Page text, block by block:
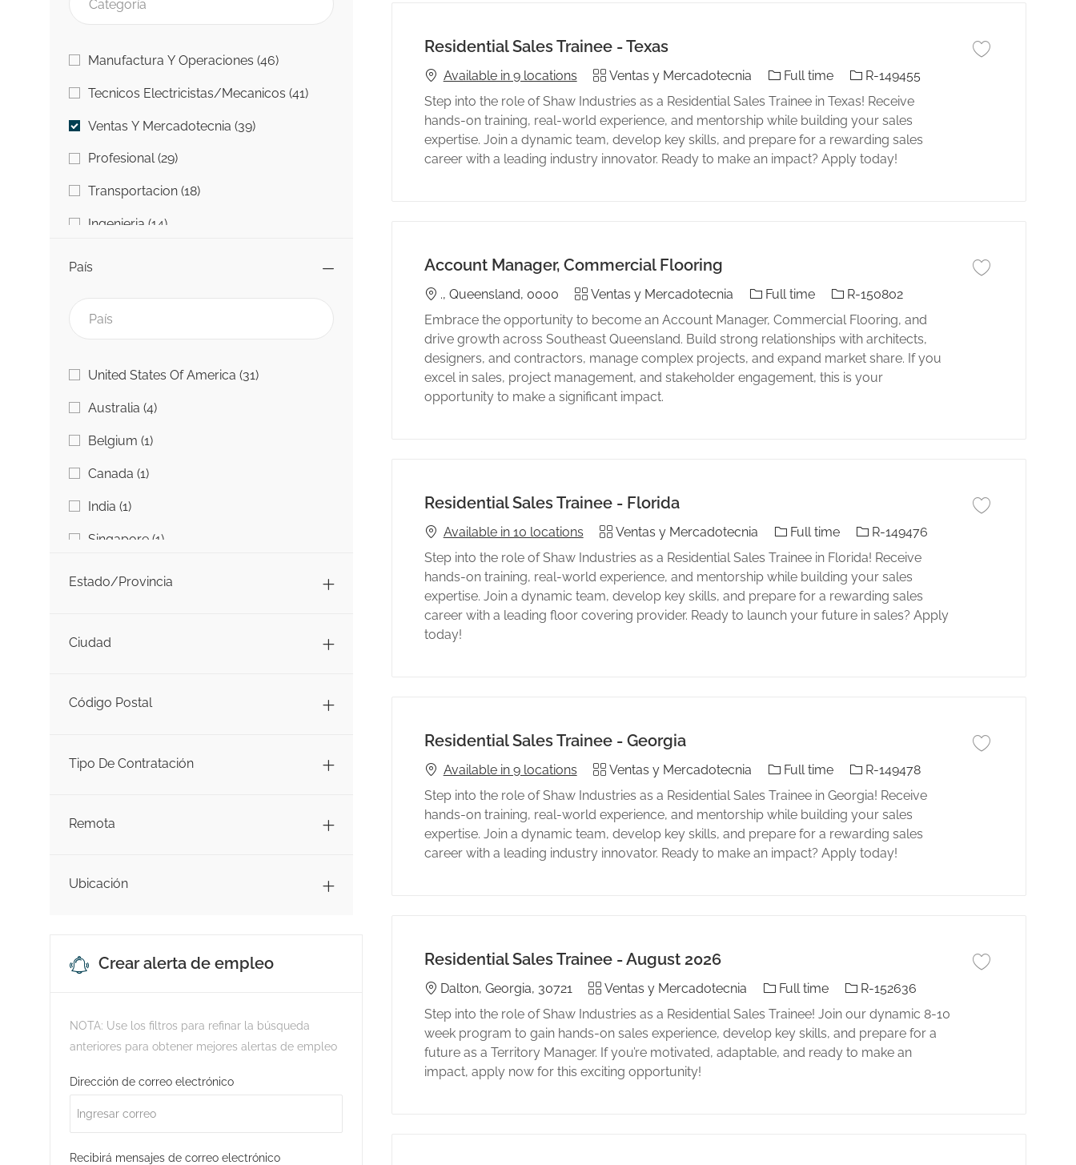
Categoría
Manufactura Y Operaciones (46)Trabajos
Tecnicos Electricistas/Mecanicos (41)Trabajos
Ventas Y Mercadotecnia (39)Trabajos
Profesional (29)Trabajos
Transportacion (18)Trabajos
Ingenieria (14)Trabajos
Otro
País
País United States Of America (31)Trabajos
Australia (4)Trabajos
Belgium (1)Trabajo
Canada (1)Trabajo
India (1)Trabajo
Singapore (1)Trabajo
Estado/Provincia
Ciudad
Código Postal
Tipo De Contratación
Remota
Ubicación
Crear alerta de empleo
NOTA: Use los filtros para refinar la búsqueda
anteriores para obtener mejores alertas de empleo
Dirección de correo electrónicoRequired
Recibirá mensajes de correo electrónicoRequired
Residential Sales Trainee - Texas
Available in 9 locations Category
Ventas y Mercadotecnia El tipo de trabajo
Full time Identificación del trabajo
R-149455
Step into the role of Shaw Industries as a Residential Sales Trainee in Texas! Receive
hands-on training, real-world experience, and mentorship while building your sales
expertise. Join a dynamic team, develop key skills, and prepare for a rewarding sales
career with a leading industry innovator. Ready to make an impact? Apply today!
Guardar trabajo
Account Manager, Commercial Flooring
Location
., Queensland, 0000 Category
Ventas y Mercadotecnia El tipo de trabajo
Full time Identificación del trabajo
R-150802
Embrace the opportunity to become an Account Manager, Commercial Flooring, and
drive growth across Southeast Queensland. Build strong relationships with architects,
designers, and contractors, manage complex projects, and expand market share. If you
excel in sales, project management, and stakeholder engagement, this is your
opportunity to make a significant impact.
Guardar trabajo
Residential Sales Trainee - Florida
Available in 10 locations Category
Ventas y Mercadotecnia El tipo de trabajo
Full time Identificación del trabajo
R-149476
Step into the role of Shaw Industries as a Residential Sales Trainee in Florida! Receive
hands-on training, real-world experience, and mentorship while building your sales
expertise. Join a dynamic team, develop key skills, and prepare for a rewarding sales
career with a leading floor covering provider. Ready to launch your future in sales? Apply
today!
Guardar trabajo
Residential Sales Trainee - Georgia
Available in 9 locations Category
Ventas y Mercadotecnia El tipo de trabajo
Full time Identificación del trabajo
R-149478
Step into the role of Shaw Industries as a Residential Sales Trainee in Georgia! Receive
hands-on training, real-world experience, and mentorship while building your sales
expertise. Join a dynamic team, develop key skills, and prepare for a rewarding sales
career with a leading industry innovator. Ready to make an impact? Apply today!
Guardar trabajo
Residential Sales Trainee - August 2026
Location
Dalton, Georgia, 30721 Category
Ventas y Mercadotecnia El tipo de trabajo
Full time Identificación del trabajo
R-152636
Step into the role of Shaw Industries as a Residential Sales Trainee! Join our dynamic 8-10
week program to gain hands-on sales experience, develop key skills, and prepare for a
future as a Territory Manager. If you’re motivated, adaptable, and ready to make an
impact, apply now for this exciting opportunity!
Guardar trabajo